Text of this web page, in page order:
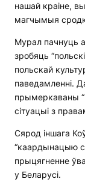
нашай краiне,
магчымыя
Мурал пачнуць
зробяць
польскай
паведамленні.
прымеркаваны
сітуацыі з
Сярод іншага
“каардынацыю
прыцягненне
у Беларусі.